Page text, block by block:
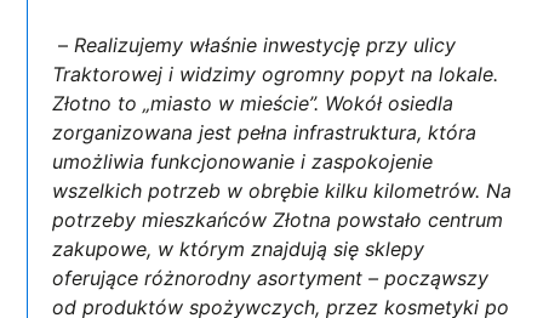
– Realizujemy właśnie inwestycję przy ulicy
Traktorowej i widzimy ogromny popyt na lokale.
Złotno to „miasto w mieście”. Wokół osiedla
zorganizowana jest pełna infrastruktura, która
umożliwia funkcjonowanie i zaspokojenie
wszelkich potrzeb w obrębie kilku kilometrów. Na
potrzeby mieszkańców Złotna powstało centrum
zakupowe, w którym znajdują się sklepy
oferujące różnorodny asortyment – począwszy
od produktów spożywczych, przez kosmetyki po